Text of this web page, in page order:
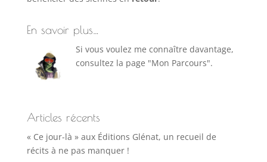
En savoir plus…
Si vous voulez me connaître davantage,
consultez la page "Mon Parcours".
Articles récents
« Ce jour-là » aux Éditions Glénat, un recueil de
récits à ne pas manquer !